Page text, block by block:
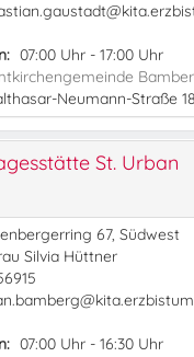
07:00 Uhr - 17:00 Uhr
Neumann-Straße
St. Urban
67, Südwest
Silvia Hüttner
07:00 Uhr - 16:30 Uhr